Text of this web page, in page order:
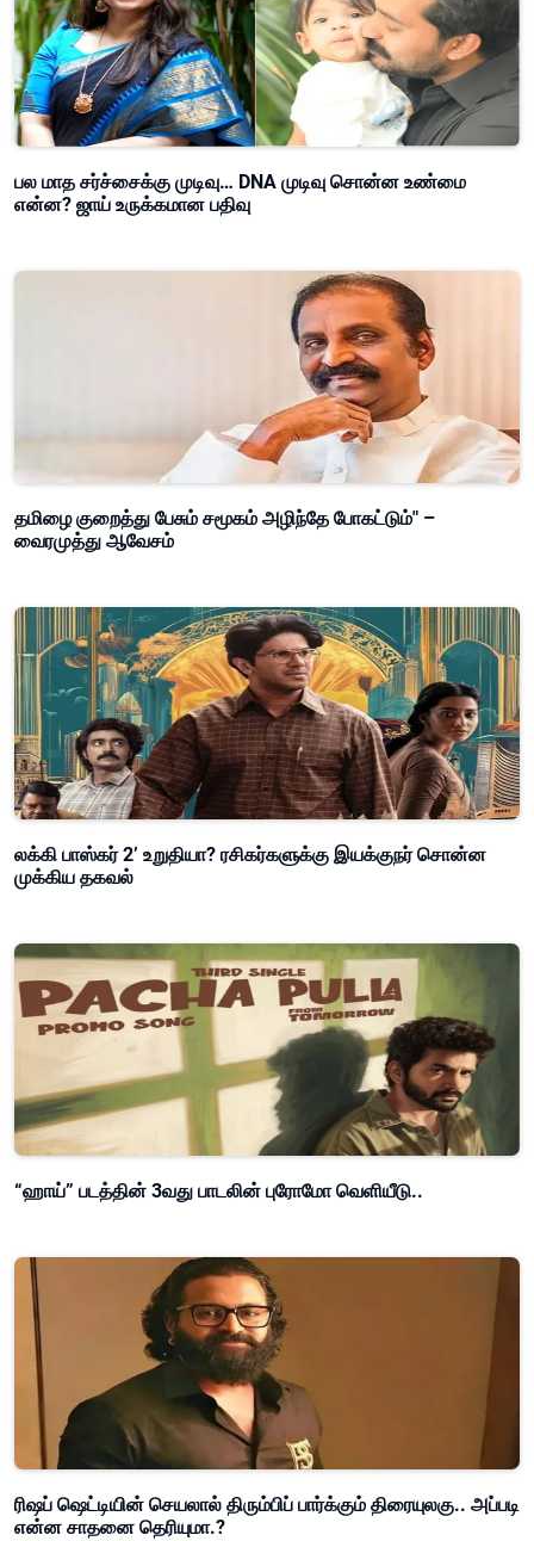
பல மாத சர்ச்சைக்கு முடிவு… DNA முடிவு சொன்ன உண்மை
என்ன? ஜாய் உருக்கமான பதிவு
தமிழை குறைத்து பேசும் சமூகம் அழிந்தே போகட்டும்" –
வைரமுத்து ஆவேசம்
லக்கி பாஸ்கர் 2’ உறுதியா? ரசிகர்களுக்கு இயக்குநர் சொன்ன
முக்கிய தகவல்
“ஹாய்” படத்தின் 3வது பாடலின் புரோமோ வெளியீடு..
ரிஷப் ஷெட்டியின் செயலால் திரும்பிப் பார்க்கும் திரையுலகு.. அப்படி
என்ன சாதனை தெரியுமா.?